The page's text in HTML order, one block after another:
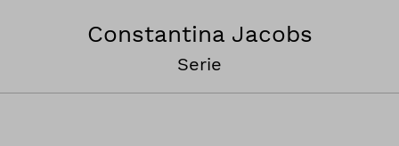
Constantina Jacobs
Serie